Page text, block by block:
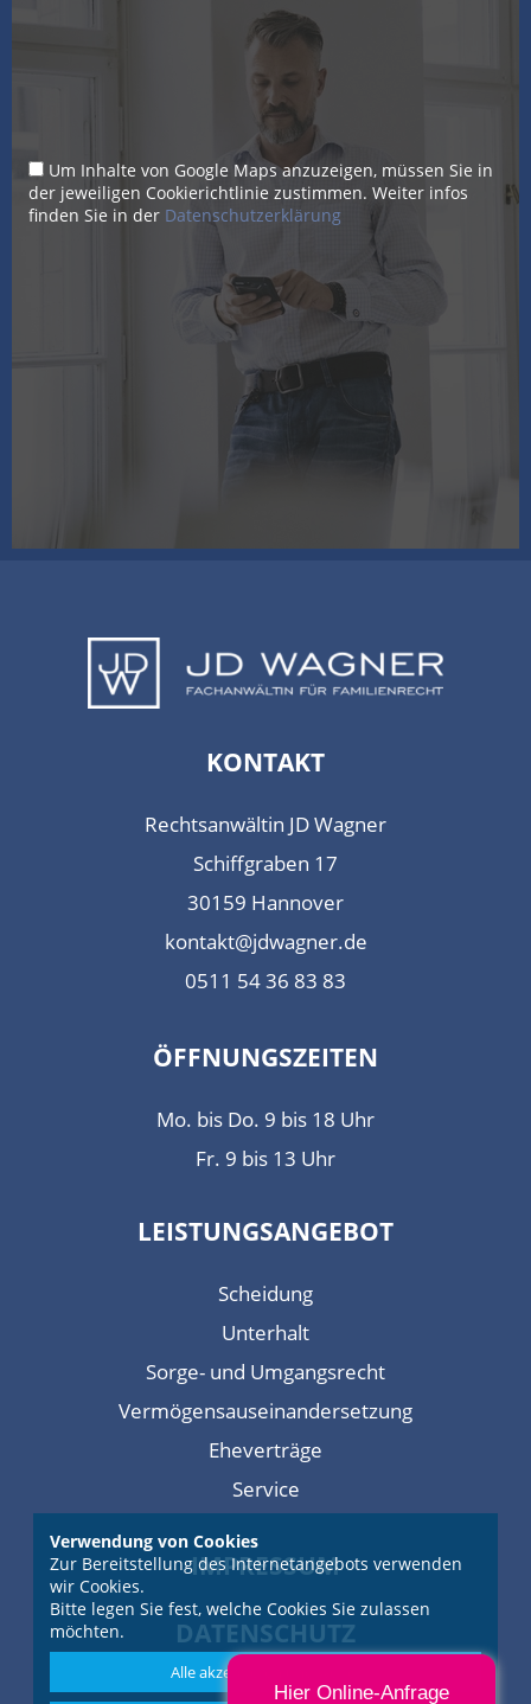
Um Inhalte von Google Maps anzuzeigen, müssen Sie in
der jeweiligen Cookierichtlinie zustimmen. Weiter infos
finden Sie in der Datenschutzerklärung
KONTAKT
Rechtsanwältin JD Wagner
Schiffgraben 17
30159 Hannover
kontakt@jdwagner.de
0511 54 36 83 83
ÖFFNUNGSZEITEN
Mo. bis Do. 9 bis 18 Uhr
Fr. 9 bis 13 Uhr
LEISTUNGSANGEBOT
Scheidung
Unterhalt
Sorge- und Umgangsrecht
Vermögensauseinandersetzung
Eheverträge
Service
IMPRESSUM
DATENSCHUTZ
Verwendung von Cookies
Zur Bereitstellung des Internetangebots verwenden
wir Cookies.
Bitte legen Sie fest, welche Cookies Sie zulassen
möchten.
Alle akzeptieren und weiter
Hier Online-Anfrage